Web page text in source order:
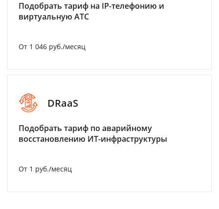
Подобрать тариф на IP-телефонию и
виртуальную АТС
От 1 046 руб./месяц
DRaaS
Подобрать тариф по аварийному
восстановлению ИТ-инфраструктуры
От 1 руб./месяц